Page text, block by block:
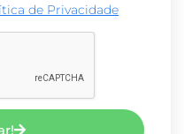
de Privacidade